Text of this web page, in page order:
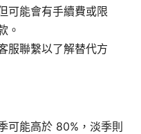
可能會有手續費或限
。
服聯繫以了解替代方
可能高於 80%，淡季則